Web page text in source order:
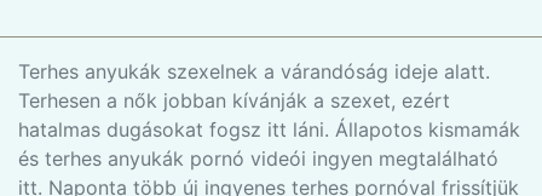
Terhes anyukák szexelnek a várandóság ideje alatt.
Terhesen a nők jobban kívánják a szexet, ezért
hatalmas dugásokat fogsz itt láni. Állapotos kismamák
és terhes anyukák pornó videói ingyen megtalálható
itt. Naponta több új ingyenes terhes pornóval frissítjük